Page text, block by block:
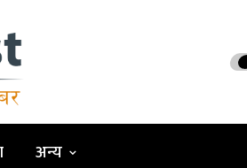
अन्य